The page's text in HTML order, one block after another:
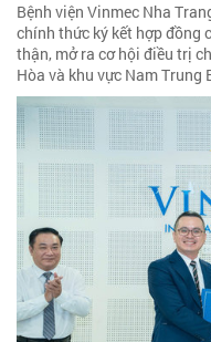
Bệnh viện Vinmec Nha
chính thức ký kết hợp đồng
thận, mở ra cơ hội điều trị
Hòa và khu vực Nam Trung